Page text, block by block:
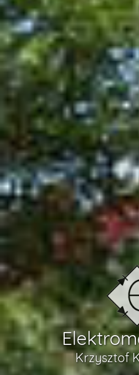
Krzysztof